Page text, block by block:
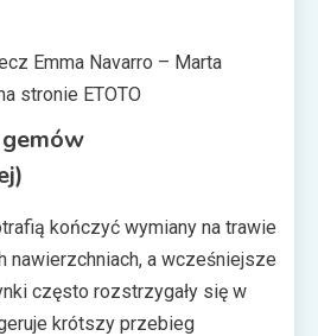
Emma Navarro – Marta
stronie ETOTO
kończyć wymiany na trawie
nawierzchniach, a wcześniejsze
często rozstrzygały się w
krótszy przebieg